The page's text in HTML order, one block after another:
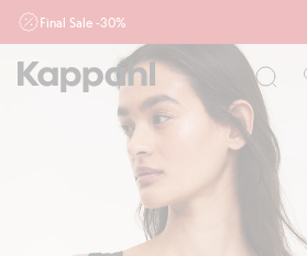
Final Sale -30%
Ważne przy zakupie min. 2 sztuk produktów
działu outlet do 10.8 w sklepach Kappahl i
nie łączymy
Mężczyzna Dziecko